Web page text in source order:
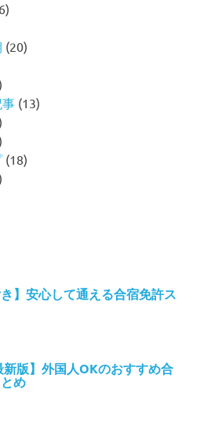
(20)
(13)
(18)
き】安心して通える合宿免許ス
新版】外国人OKのおすすめ合
め